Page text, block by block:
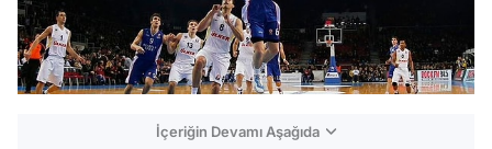
İçeriğin Devamı Aşağıda